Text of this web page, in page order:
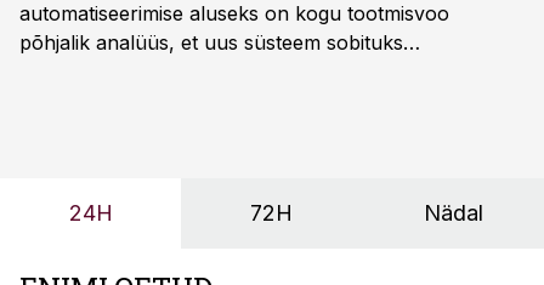
automatiseerimise aluseks on kogu tootmisvoo
põhjalik analüüs, et uus süsteem sobituks
OÜ tegevjuht Sander Mitendorf.
24H 72H Nädal